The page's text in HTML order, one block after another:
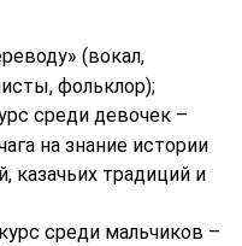
(вокал,
фольклор);
среди девочек –
на знание истории
казачьих традиций и
среди мальчиков –